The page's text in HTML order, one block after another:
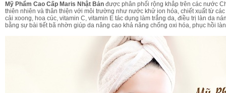
Mỹ Phẩm Cao Cấp Maris Nhật Bản được phân phối rộng khắp trên các nước
thiên nhiên và thân thiện với môi trường như nước khử ion hóa, chiết xuất từ
cải xoong, hoa cúc, vitamin C, vitamin E tác dụng làm trắng da, điều trị làn da
bằng sự bài tiết bã nhờn giúp da nâng cao khả năng chống oxi hóa, phục hồi